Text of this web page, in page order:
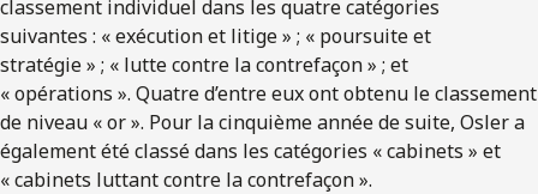
classement individuel dans les quatre catégories
suivantes : « exécution et litige » ; « poursuite et
stratégie » ; « lutte contre la contrefaçon » ; et
« opérations ». Quatre d’entre eux ont obtenu le classement
de niveau « or ». Pour la cinquième année de suite, Osler a
également été classé dans les catégories « cabinets » et
« cabinets luttant contre la contrefaçon ».